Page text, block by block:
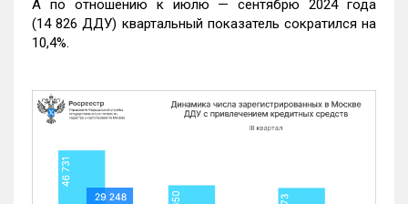
А по отношению к июлю — сентябрю 2024 года
(14 826 ДДУ) квартальный показатель сократился на
10,4%.